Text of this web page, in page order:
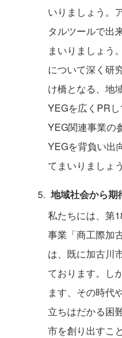
いりましょう。
タルツールで出
まいりましょう
について深く研
け橋となる、地
YEGを広くPR
YEG関連事業の
YEGを背負い出
てまいりましょう
地域社会から期
私たちには、第
事業「商工際加
は、既に加古川
ております。し
ます、その時代
立ちはだかる困
市を創り出すこ